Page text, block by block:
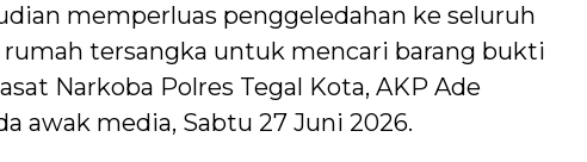
memperluas penggeledahan ke seluruh
tersangka untuk mencari barang bukti
Narkoba Polres Tegal Kota, AKP Ade
awak media, Sabtu 27 Juni 2026.